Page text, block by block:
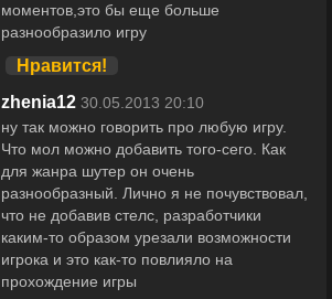
моментов,это бы еще больше
разнообразило игру
Нравится!
zhenia12 30.05.2013 20:10
ну так можно говорить про любую игру.
Что мол можно добавить того-сего. Как
для жанра шутер он очень
разнообразный. Лично я не почувствовал,
что не добавив стелс, разработчики
каким-то образом урезали возможности
игрока и это как-то повлияло на
прохождение игры